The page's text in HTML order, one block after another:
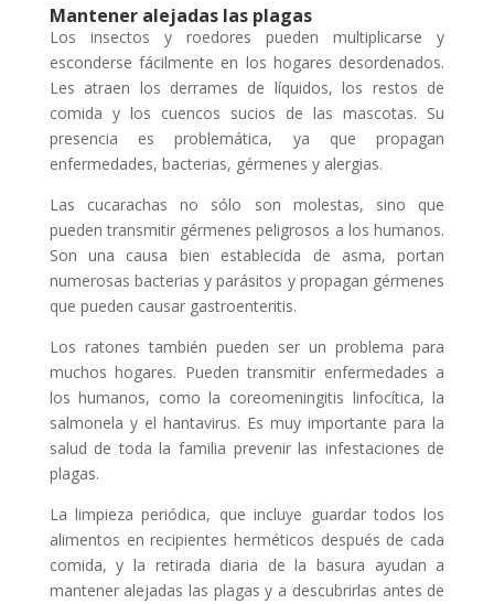
Mantener alejadas las plagas
Los insectos y roedores pueden multiplicarse y
esconderse fácilmente en los hogares desordenados.
Les atraen los derrames de líquidos, los restos de
comida y los cuencos sucios de las mascotas. Su
presencia es problemática, ya que propagan
enfermedades, bacterias, gérmenes y alergias.
Las cucarachas no sólo son molestas, sino que
pueden transmitir gérmenes peligrosos a los humanos.
Son una causa bien establecida de asma, portan
numerosas bacterias y parásitos y propagan gérmenes
que pueden causar gastroenteritis.
Los ratones también pueden ser un problema para
muchos hogares. Pueden transmitir enfermedades a
los humanos, como la coreomeningitis linfocítica, la
salmonela y el hantavirus. Es muy importante para la
salud de toda la familia prevenir las infestaciones de
plagas.
La limpieza periódica, que incluye guardar todos los
alimentos en recipientes herméticos después de cada
comida, y la retirada diaria de la basura ayudan a
mantener alejadas las plagas y a descubrirlas antes de